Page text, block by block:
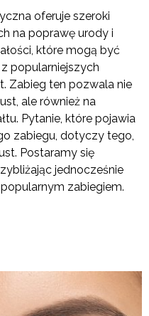
oferuje szeroki
na poprawę urody i
które mogą być
popularniejszych
Zabieg ten pozwala nie
ale również na
Pytanie, które pojawia
zabiegu, dotyczy tego,
Postaramy się
jednocześnie
zabiegiem.